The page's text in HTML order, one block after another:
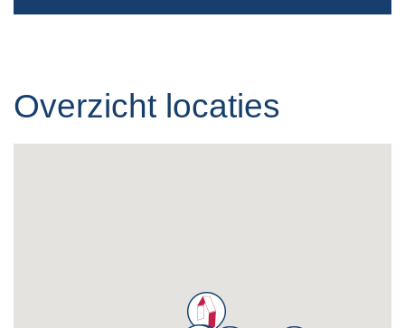
Overzicht locaties